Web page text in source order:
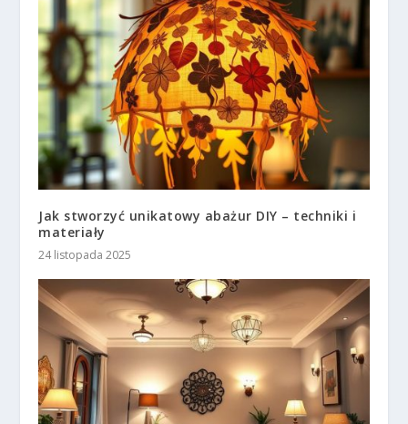
Jak stworzyć unikatowy abażur DIY – techniki i
materiały
24 listopada 2025